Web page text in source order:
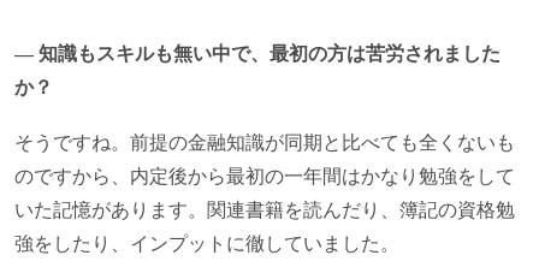
― 知識もスキルも無い中で、最初の方は苦労されました
か？
そうですね。前提の金融知識が同期と比べても全くないも
のですから、内定後から最初の一年間はかなり勉強をして
いた記憶があります。関連書籍を読んだり、簿記の資格勉
強をしたり、インプットに徹していました。